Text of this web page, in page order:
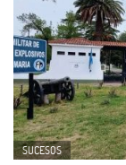
SUCESOS